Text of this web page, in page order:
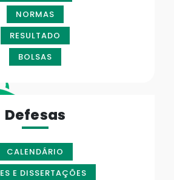
NORMAS
RESULTADO
BOLSAS
Defesas
CALENDÁRIO
E DISSERTAÇÕES